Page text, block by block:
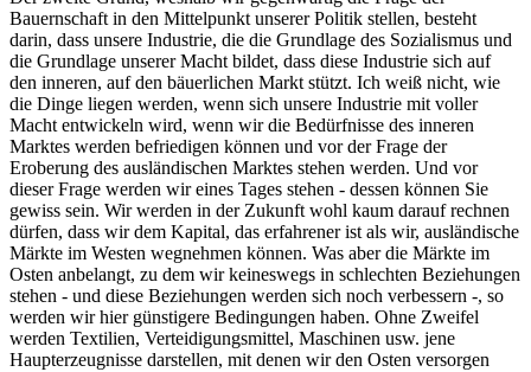
Bauernschaft in den Mittelpunkt unserer Politik stellen, besteht
darin, dass unsere Industrie, die die Grundlage des Sozialismus und
die Grundlage unserer Macht bildet, dass diese Industrie sich auf
den inneren, auf den bäuerlichen Markt stützt. Ich weiß nicht, wie
die Dinge liegen werden, wenn sich unsere Industrie mit voller
Macht entwickeln wird, wenn wir die Bedürfnisse des inneren
Marktes werden befriedigen können und vor der Frage der
Eroberung des ausländischen Marktes stehen werden. Und vor
dieser Frage werden wir eines Tages stehen - dessen können Sie
gewiss sein. Wir werden in der Zukunft wohl kaum darauf rechnen
dürfen, dass wir dem Kapital, das erfahrener ist als wir, ausländische
Märkte im Westen wegnehmen können. Was aber die Märkte im
Osten anbelangt, zu dem wir keineswegs in schlechten Beziehungen
stehen - und diese Beziehungen werden sich noch verbessern -, so
werden wir hier günstigere Bedingungen haben. Ohne Zweifel
werden Textilien, Verteidigungsmittel, Maschinen usw. jene
Haupterzeugnisse darstellen, mit denen wir den Osten versorgen